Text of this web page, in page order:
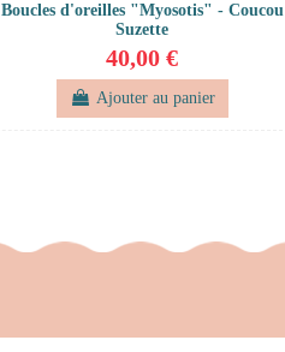
Boucles d'oreilles "Myosotis" - Coucou
Suzette
40,00 €
Ajouter au panier